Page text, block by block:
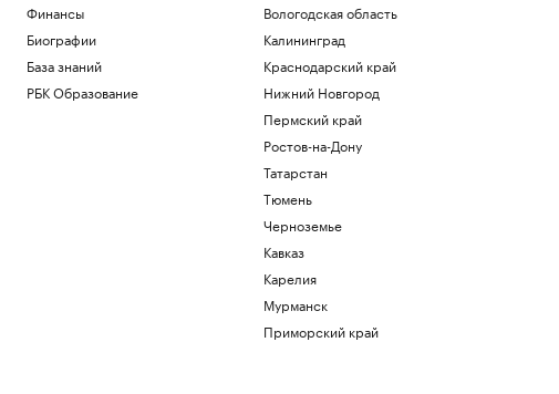
Финансы
Биографии
База знаний
РБК Образование
Вологодская область
Калининград
Краснодарский край
Нижний Новгород
Пермский край
Ростов-на-Дону
Татарстан
Тюмень
Черноземье
Кавказ
Карелия
Мурманск
Приморский край